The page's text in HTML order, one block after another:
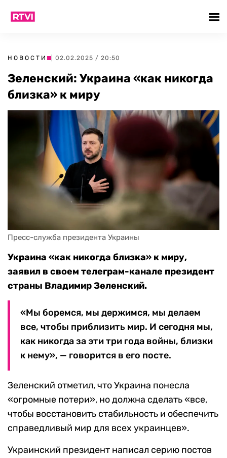
НОВОСТИ | 02.02.2025 / 20:50
Зеленский: Украина «как никогда
близка» к миру
Пресс-служба президента Украины
Украина «как никогда близка» к миру,
заявил в своем телеграм-канале президент
страны Владимир Зеленский.
«Мы боремся, мы держимся, мы делаем
все, чтобы приблизить мир. И сегодня мы,
как никогда за эти три года войны, близки
к нему», — говорится в его посте.
Зеленский отметил, что Украина понесла
«огромные потери», но должна сделать «все,
чтобы восстановить стабильность и обеспечить
справедливый мир для всех украинцев».
Украинский президент написал серию постов